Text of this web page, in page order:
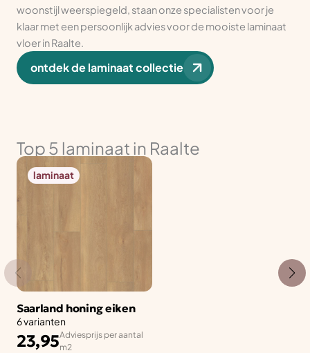
woonstijl weerspiegeld, staan onze specialisten voor je
klaar met een persoonlijk advies voor de mooiste laminaat
vloer in Raalte.
ontdek de laminaat collectie
Top 5 laminaat in Raalte
laminaat
Saarland honing eiken
6 varianten
23,95Adviesprijs per aantal
m2